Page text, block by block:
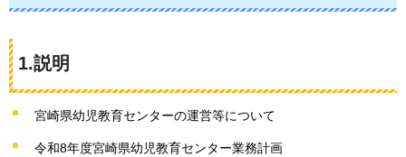
1.説明
宮崎県幼児教育センターの運営等について
令和8年度宮崎県幼児教育センター業務計画